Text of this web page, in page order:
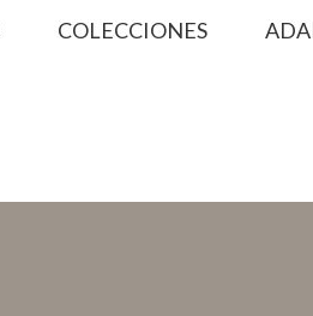
COLECCIONES